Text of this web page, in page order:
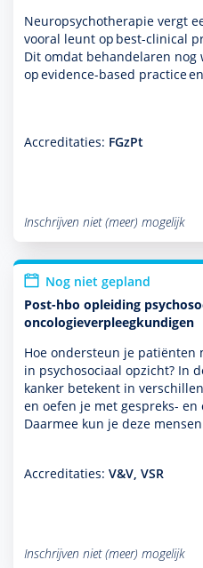
Neuropsycho­thera­pie vergt
vooral leunt op best-clinical
Dit omdat behan­delaren
op evidence-based practice
Accreditaties: FGzPt
Inschrijven niet (meer) mogelijk
Nog niet gepland
Post-hbo opleiding
oncologieverpleegkundigen
Hoe onder­steun je patiënten
in psychosociaal opzicht? In
kanker betekent in
en oefen je met gespreks-
Daarmee kun je deze
Accreditaties: V&V, VSR
Inschrijven niet (meer) mogelijk